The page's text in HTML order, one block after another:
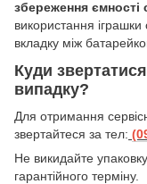
збереження ємності
використання
вкладку між
Куди
випадку?
Для отримання
звертайтеся за тел:
Hе викидайте
гарантійного терміну.